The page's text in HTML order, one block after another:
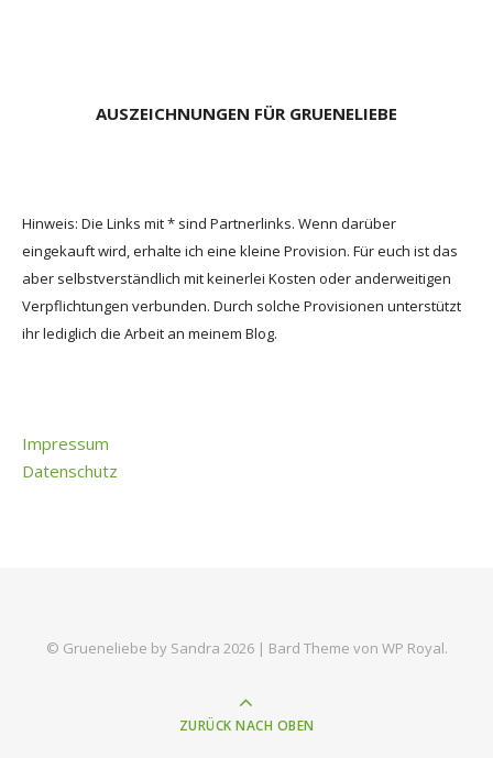
AUSZEICHNUNGEN FÜR GRUENELIEBE
Hinweis: Die Links mit * sind Partnerlinks. Wenn darüber
eingekauft wird, erhalte ich eine kleine Provision. Für euch ist das
aber selbstverständlich mit keinerlei Kosten oder anderweitigen
Verpflichtungen verbunden. Durch solche Provisionen unterstützt
ihr lediglich die Arbeit an meinem Blog.
Impressum
Datenschutz
© Grueneliebe by Sandra 2026 | Bard Theme von WP Royal.
ZURÜCK NACH OBEN